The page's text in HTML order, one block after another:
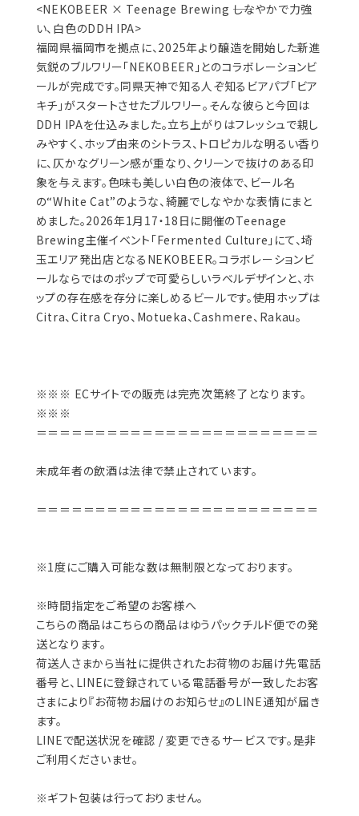
<NEKOBEER × Teenage Brewing ――しなやかで力強
い、白色のDDH IPA>
福岡県福岡市を拠点に、2025年より醸造を開始した新進
気鋭のブルワリー「NEKOBEER」とのコラボレーションビ
ールが完成です。同県天神で知る人ぞ知るビアパブ「ビア
キチ」がスタートさせたブルワリー。そんな彼らと今回は
DDH IPAを仕込みました。立ち上がりはフレッシュで親し
みやすく、ホップ由来のシトラス、トロピカルな明るい香り
に、仄かなグリーン感が重なり、クリーンで抜けのある印
象を与えます。色味も美しい白色の液体で、ビール名
の“White Cat”のような、綺麗でしなやかな表情にまと
めました。2026年1月17・18日に開催のTeenage
Brewing主催イベント「Fermented Culture」にて、埼
玉エリア発出店となるNEKOBEER。コラボレーションビ
ールならではのポップで可愛らしいラベルデザインと、ホ
ップの存在感を存分に楽しめるビールです。使用ホップは
Citra、Citra Cryo、Motueka、Cashmere、Rakau。
※※※ ECサイトでの販売は完売次第終了となります。
※※※
＝＝＝＝＝＝＝＝＝＝＝＝＝＝＝＝＝＝＝＝＝＝＝＝
未成年者の飲酒は法律で禁止されています。
＝＝＝＝＝＝＝＝＝＝＝＝＝＝＝＝＝＝＝＝＝＝＝＝
※1度にご購入可能な数は無制限となっております。
※時間指定をご希望のお客様へ
こちらの商品はこちらの商品はゆうパックチルド便での発
送となります。
荷送人さまから当社に提供されたお荷物のお届け先電話
番号と、LINEに登録されている電話番号が一致したお客
さまにより『お荷物お届けのお知らせ』のLINE通知が届き
ます。
LINEで配送状況を確認 / 変更できるサービスです。是非
ご利用くださいませ。
※ギフト包装は行っておりません。